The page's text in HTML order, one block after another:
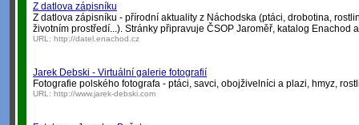
Z datlova zápisníku
Z datlova zápisníku - přírodní aktuality z Náchodska (ptáci, drobotina,
životním prostředí...). Stránky připravuje ČSOP Jaroměř, katalog Enachod
URL: http://datel.enachod.cz
Jarek Debski - Virtuální galerie fotografií
Fotografie polského fotografa - ptáci, savci, obojživelníci a plazi, hmyz,
URL: http://www.jarek-debski.com